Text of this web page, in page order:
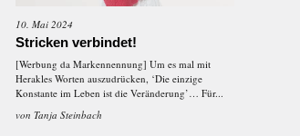
10. Mai 2024
Stricken verbindet!
[Werbung da Markennennung] Um es mal mit
Herakles Worten auszudrücken, ‘Die einzige
Konstante im Leben ist die Veränderung’… Für...
von Tanja Steinbach